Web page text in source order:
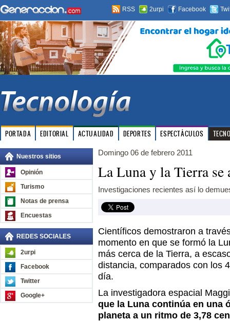
RSS 2urpi Facebook
PORTADA EDITORIAL ACTUALIDAD DEPORTES ESPECTÁCULOS
Nuestros sitios
Opinión
Turismo
Notas de prensa
Encuestas
REDES SOCIALES
2urpi
Facebook
Twitter
Google+
Domingo 06 de febrero 2011
La Luna y la Tierra se
Investigaciones recientes así lo
Científicos demostraron a
momento en que se formó la
más cerca de la Tierra, a
distancia, comparados con los
día.
La investigadora espacial
que la Luna continúa en una
planeta a un ritmo de 3,78